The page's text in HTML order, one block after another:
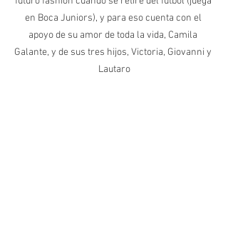
en Boca Juniors), y para eso cuenta con el
apoyo de su amor de toda la vida, Camila
Galante, y de sus tres hijos, Victoria, Giovanni y
Lautaro